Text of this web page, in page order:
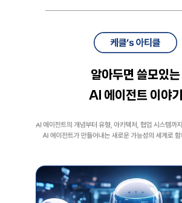
알아두면 쓸모있는
AI 에이전트 이야기